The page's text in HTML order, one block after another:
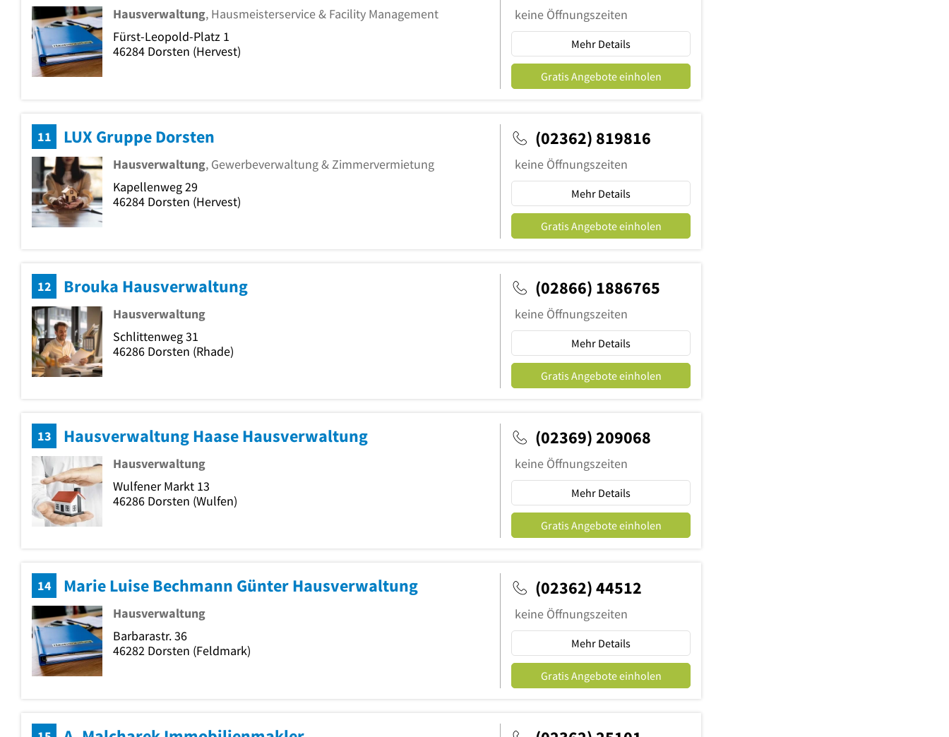
Hausverwaltung, Hausmeisterservice & Facility Management
Fürst-Leopold-Platz 1
46284 Dorsten (Hervest)
keine Öffnungszeiten
Mehr Details
Gratis Angebote einholen
11 LUX Gruppe Dorsten
Hausverwaltung, Gewerbeverwaltung & Zimmervermietung
Kapellenweg 29
46284 Dorsten (Hervest)
(02362) 819816
keine Öffnungszeiten
Mehr Details
Gratis Angebote einholen
12 Brouka Hausverwaltung
Hausverwaltung
Schlittenweg 31
46286 Dorsten (Rhade)
(02866) 1886765
keine Öffnungszeiten
Mehr Details
Gratis Angebote einholen
13 Hausverwaltung Haase Hausverwaltung
Hausverwaltung
Wulfener Markt 13
46286 Dorsten (Wulfen)
(02369) 209068
keine Öffnungszeiten
Mehr Details
Gratis Angebote einholen
14 Marie Luise Bechmann Günter Hausverwaltung
Hausverwaltung
Barbarastr. 36
46282 Dorsten (Feldmark)
(02362) 44512
keine Öffnungszeiten
Mehr Details
Gratis Angebote einholen